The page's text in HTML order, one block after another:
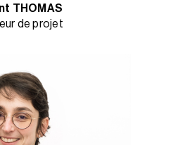
THOMAS
de projet